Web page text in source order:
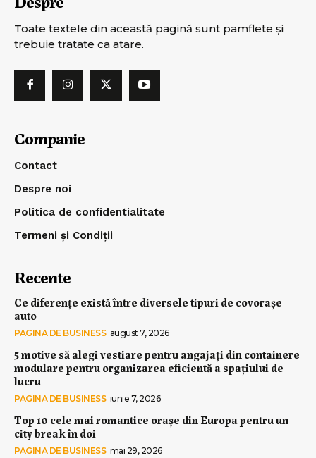
Toate textele din această pagină sunt pamflete şi
trebuie tratate ca atare.
Companie
Contact
Despre noi
Politica de confidentialitate
Termeni și Condiții
Recente
Ce diferențe există între diversele tipuri de covorașe
auto
PAGINA DE BUSINESS august 7, 2026
5 motive să alegi vestiare pentru angajați din containere
modulare pentru organizarea eficientă a spațiului de
lucru
PAGINA DE BUSINESS iunie 7, 2026
Top 10 cele mai romantice orașe din Europa pentru un
city break în doi
PAGINA DE BUSINESS mai 29, 2026